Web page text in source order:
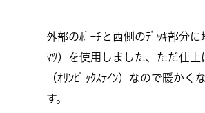
外部のﾎﾟｰﾁと西側のﾃﾞｯｷ部分に
ﾏﾂ）を使用しました、ただ仕上
（ｵﾘﾝﾋﾟｯｸｽﾃｲﾝ）なので暖かく
す。